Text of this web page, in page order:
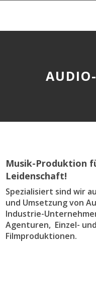
Musik-Produktion
Leidenschaft!
Spezialisiert sind wir
und Umsetzung von
Industrie-
Agenturen, Einzel-
Filmproduktionen.